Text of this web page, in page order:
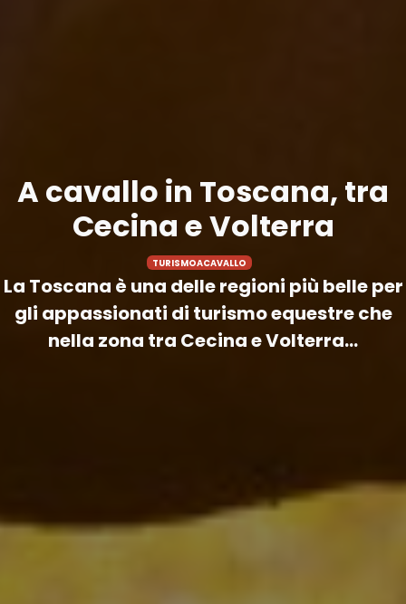
A cavallo in Toscana, tra
Cecina e Volterra
TURISMOACAVALLO
La Toscana è una delle regioni più belle per
gli appassionati di turismo equestre che
nella zona tra Cecina e Volterra...